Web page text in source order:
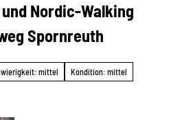
Nordic-Walking
Spornreuth
mittel
Kondition: mittel